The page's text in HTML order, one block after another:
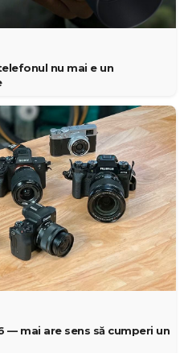
nu mai e un
— mai are sens să cumperi un